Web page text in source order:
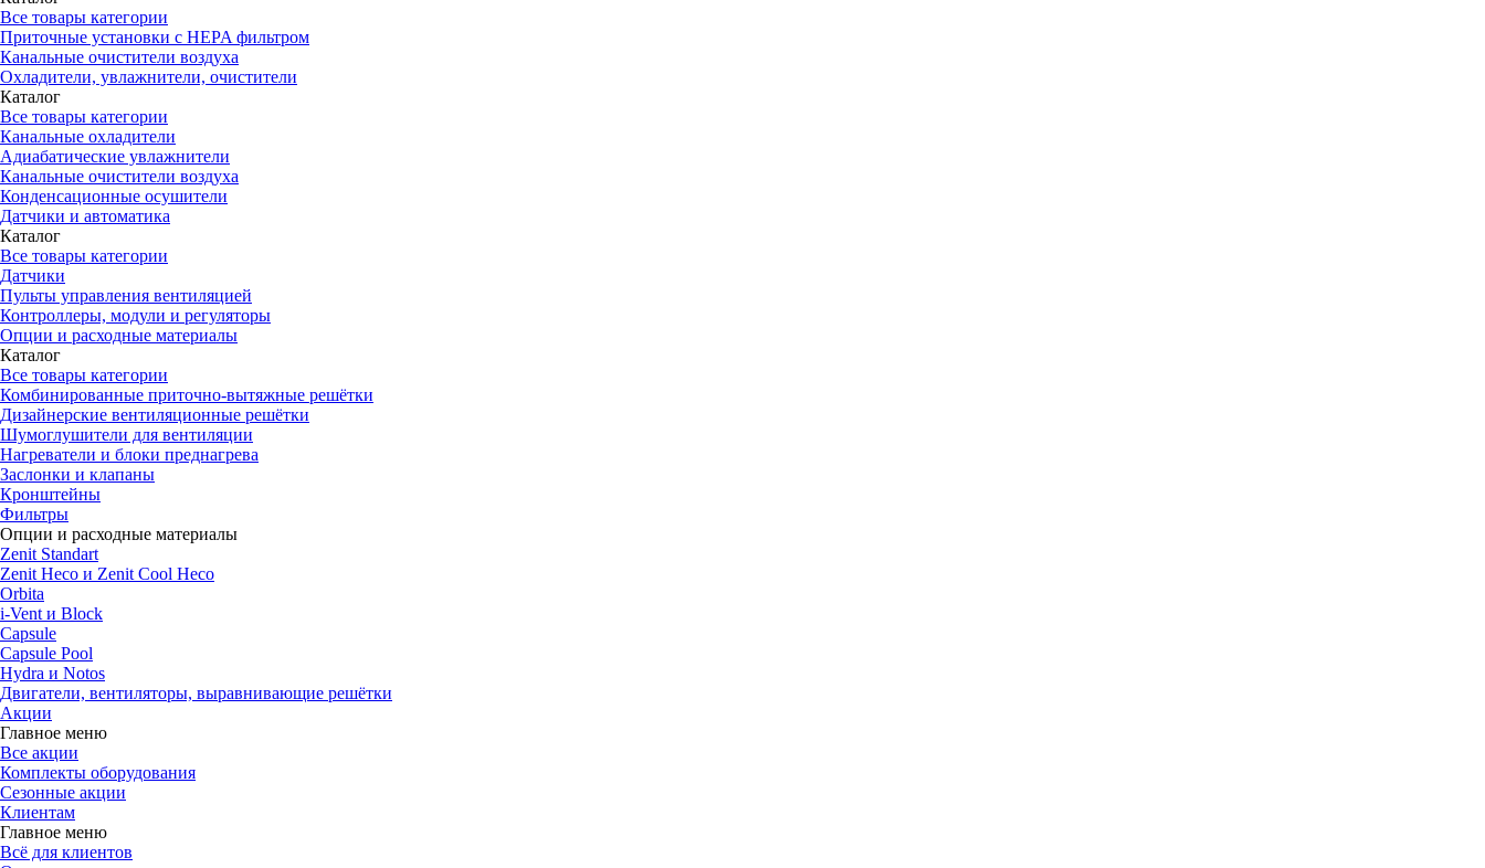
Все товары категории
Приточные установки c HEPA фильтром
Канальные очистители воздуха
Охладители, увлажнители, очистители
Каталог
Все товары категории
Канальные охладители
Адиабатические увлажнители
Канальные очистители воздуха
Конденсационные осушители
Датчики и автоматика
Каталог
Все товары категории
Датчики
Пульты управления вентиляцией
Контроллеры, модули и регуляторы
Опции и расходные материалы
Каталог
Все товары категории
Комбинированные приточно-вытяжные решётки
Дизайнерские вентиляционные решётки
Шумоглушители для вентиляции
Нагреватели и блоки преднагрева
Заслонки и клапаны
Кронштейны
Фильтры
Опции и расходные материалы
Zenit Standart
Zenit Heco и Zenit Cool Heco
Orbita
i-Vent и Block
Capsule
Capsule Pool
Hydra и Notos
Двигатели, вентиляторы, выравнивающие решётки
Акции
Главное меню
Все акции
Комплекты оборудования
Сезонные акции
Клиентам
Главное меню
Всё для клиентов